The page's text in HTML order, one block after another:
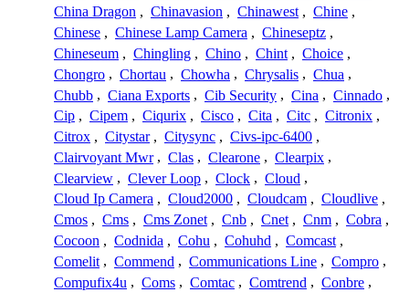
China Dragon , Chinavasion , Chinawest , Chine ,
Chinese , Chinese Lamp Camera , Chineseptz ,
Chineseum , Chingling , Chino , Chint , Choice ,
Chongro , Chortau , Chowha , Chrysalis , Chua ,
Chubb , Ciana Exports , Cib Security , Cina , Cinnado ,
Cip , Cipem , Ciqurix , Cisco , Cita , Citc , Citronix ,
Citrox , Citystar , Citysync , Civs-ipc-6400 ,
Clairvoyant Mwr , Clas , Clearone , Clearpix ,
Clearview , Clever Loop , Clock , Cloud ,
Cloud Ip Camera , Cloud2000 , Cloudcam , Cloudlive ,
Cmos , Cms , Cms Zonet , Cnb , Cnet , Cnm , Cobra ,
Cocoon , Codnida , Cohu , Cohuhd , Comcast ,
Comelit , Commend , Communications Line , Compro ,
Compufix4u , Coms , Comtac , Comtrend , Conbre ,